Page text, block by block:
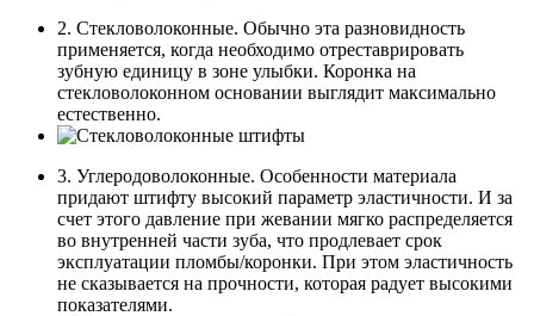
2. Стекловолоконные. Обычно эта разновидность
применяется, когда необходимо отреставрировать
зубную единицу в зоне улыбки. Коронка на
стекловолоконном основании выглядит максимально
естественно.
3. Углеродоволоконные. Особенности материала
придают штифту высокий параметр эластичности. И за
счет этого давление при жевании мягко распределяется
во внутренней части зуба, что продлевает срок
эксплуатации пломбы/коронки. При этом эластичность
не сказывается на прочности, которая радует высокими
показателями.